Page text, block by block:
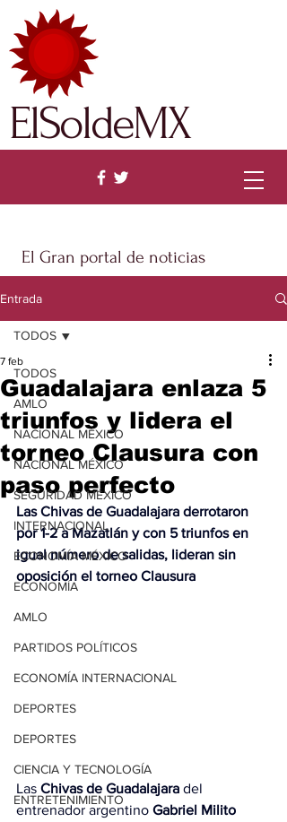
El Gran portal de noticias
ElSoldeMX
Entrada
TODOS
AMLO
NACIONAL MÉXICO
NACIONAL MÉXICO
SEGURIDAD MÉXICO
INTERNACIONAL
ECONOMÍA MÉXICO
ECONOMÍA
AMLO
PARTIDOS POLÍTICOS
ECONOMÍA INTERNACIONAL
DEPORTES
DEPORTES
CIENCIA Y TECNOLOGÍA
ENTRETENIMIENTO
TODOS
Guadalajara enlaza 5
triunfos y lidera el
torneo Clausura con
paso perfecto
7 feb
Las Chivas de Guadalajara derrotaron
por 1-2 a Mazatlán y con 5 triunfos en
igual número de salidas, lideran sin
oposición el torneo Clausura
Las Chivas de Guadalajara del
entrenador argentino Gabriel Milito